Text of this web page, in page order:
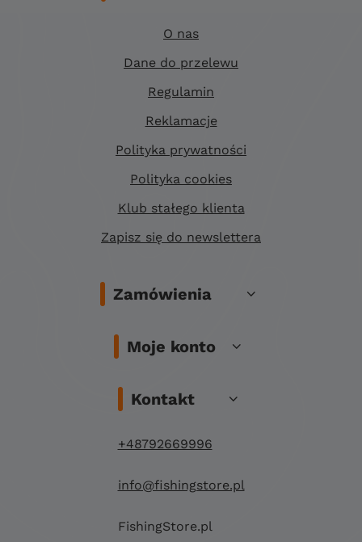
O nas
Dane do przelewu
Regulamin
Reklamacje
Polityka prywatności
Polityka cookies
Klub stałego klienta
Zapisz się do newslettera
Zamówienia
Moje konto
Kontakt
+48792669996
info@fishingstore.pl
FishingStore.pl